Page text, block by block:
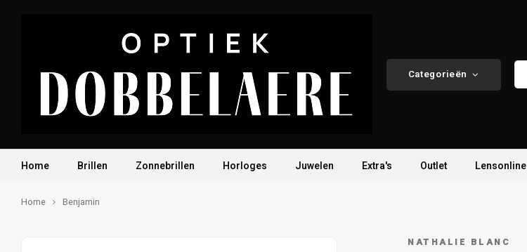
Categorieën
Home Brillen Zonnebrillen Horloges Juwelen Extra's Outlet Lensonline
Home Benjamin
NATHALIE BLANC